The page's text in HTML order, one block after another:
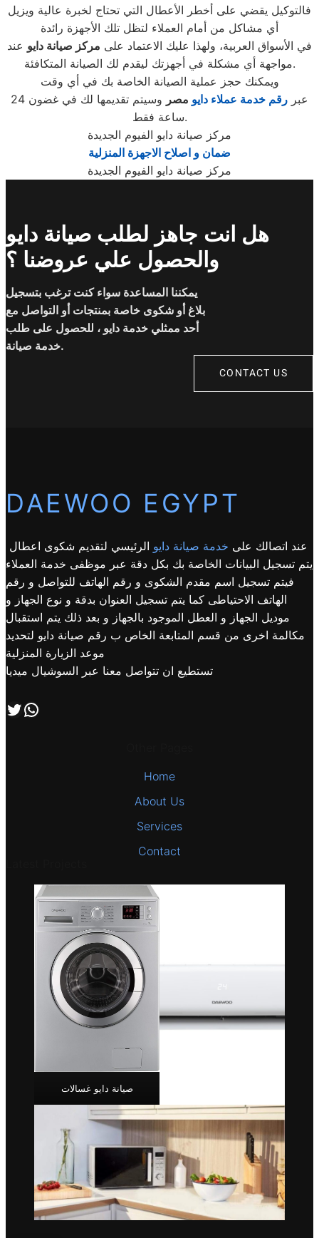
فالتوكيل يقضي على أخطر الأعطال التي تحتاج لخبرة عالية ويزيل
أي مشاكل من أمام العملاء لتظل تلك الأجهزة رائدة
في الأسواق العربية، ولهذا عليك الاعتماد على مركز صيانة دايو عند
مواجهة أي مشكلة في أجهزتك ليقدم لك الصيانة المتكافئة.
ويمكنك حجز عملية الصيانة الخاصة بك في أي وقت
عبر رقم خدمة عملاء دايو مصر
وسيتم تقديمها لك في غضون 24
ساعة فقط.
مركز صيانة دايو الفيوم الجديدة
ضمان و اصلاح الاجهزة المنزلية
مركز صيانة دايو الفيوم الجديدة
هل انت جاهز لطلب صيانة دايو
والحصول علي عروضنا ؟
يمكننا المساعدة سواء كنت ترغب بتسجيل
بلاغ أو شكوى خاصة بمنتجات أو التواصل مع
أحد ممثلي خدمة دايو ، للحصول على طلب
خدمة صيانة.
CONTACT US
DAEWOO EGYPT
عند اتصالك على خدمة صيانة دايو الرئيسي لتقديم شكوى اعطال
يتم تسجيل البيانات الخاصة بك بكل دقة عبر موظفى خدمة العملاء
فيتم تسجيل اسم مقدم الشكوى و رقم الهاتف للتواصل و رقم
الهاتف الاحتياطى كما يتم تسجيل العنوان بدقة و نوع الجهاز و
موديل الجهاز و العطل الموجود بالجهاز و بعد ذلك يتم استقبال
مكالمة اخرى من قسم المتابعة الخاص ب رقم صيانة دايو لتحديد
موعد الزيارة المنزلية
تستطيع ان تتواصل معنا عبر السوشيال ميديا
تابعنا علي صفحة التويتر اتصل بنا علي طريق الوتساب
Home
About Us
Services
Contact
صيانة دايو غسالات